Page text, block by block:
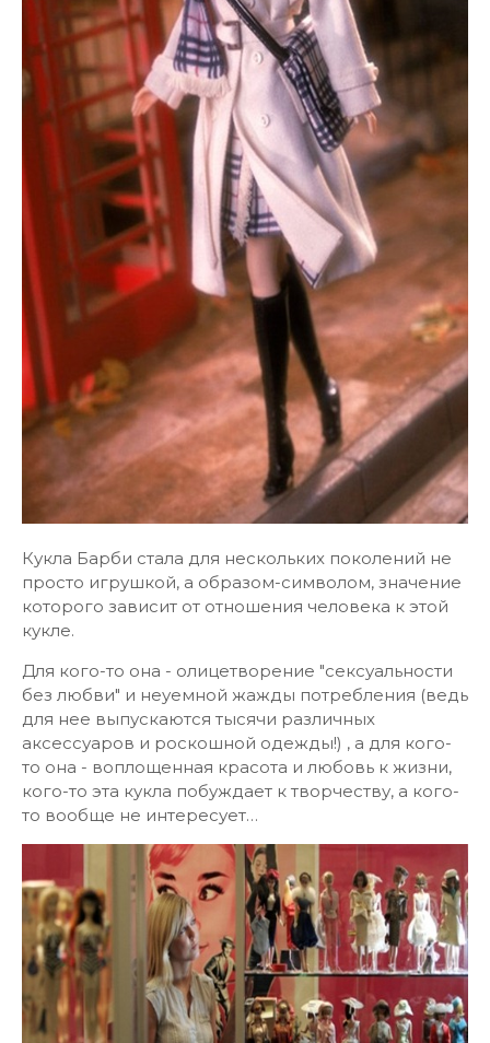
Кукла Барби стала для нескольких поколений не
просто игрушкой, а образом-символом, значение
которого зависит от отношения человека к этой
кукле.
Для кого-то она - олицетворение "сексуальности
без любви" и неуемной жажды потребления (ведь
для нее выпускаются тысячи различных
аксессуаров и роскошной одежды!) , а для кого-
то она - воплощенная красота и любовь к жизни,
кого-то эта кукла побуждает к творчеству, а кого-
то вообще не интересует…